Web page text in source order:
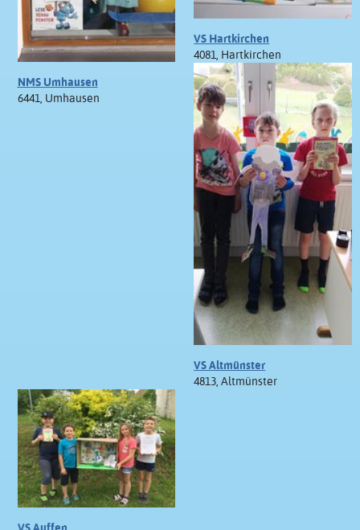
NMS Umhausen
6441, Umhausen
VS Hartkirchen
4081, Hartkirchen
VS Altmünster
4813, Altmünster